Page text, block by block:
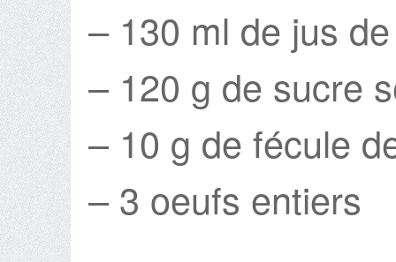
– 130 ml de jus
– 120 g de sucre
– 10 g de fécule
– 3 oeufs entiers